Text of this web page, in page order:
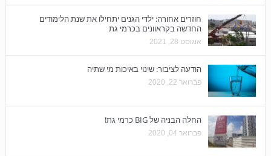
חוזרים אחורה: ילדי הגנים יתחילו את שנת הלימודים
החדשה בקראוונים בכרמי גת
אוגוסט 28, 2021
הודעה לציבור: שינוי באיכות מי שתיה
פברואר 22, 2020
החלה הבניה של BIG כרמי גת!
פברואר 04, 2020